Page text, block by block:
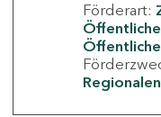
Förderart: